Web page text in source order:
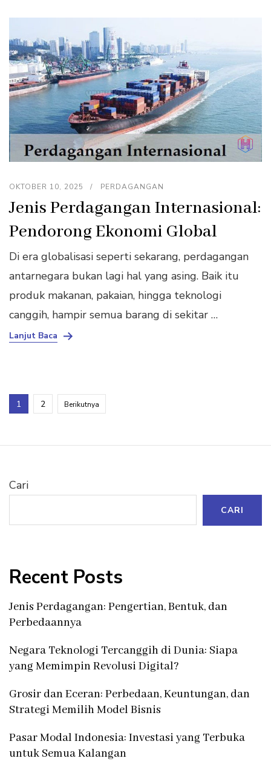
OKTOBER 10, 2025 PERDAGANGAN
Jenis Perdagangan Internasional:
Pendorong Ekonomi Global
Di era globalisasi seperti sekarang, perdagangan
antarnegara bukan lagi hal yang asing. Baik itu
produk makanan, pakaian, hingga teknologi
canggih, hampir semua barang di sekitar …
Lanjut Baca
Paginasi
Halaman
1 Halaman
2 Berikutnya
Cari
CARI
Recent Posts
Jenis Perdagangan: Pengertian, Bentuk, dan
Perbedaannya
Negara Teknologi Tercanggih di Dunia: Siapa
yang Memimpin Revolusi Digital?
Grosir dan Eceran: Perbedaan, Keuntungan, dan
Strategi Memilih Model Bisnis
Pasar Modal Indonesia: Investasi yang Terbuka
untuk Semua Kalangan